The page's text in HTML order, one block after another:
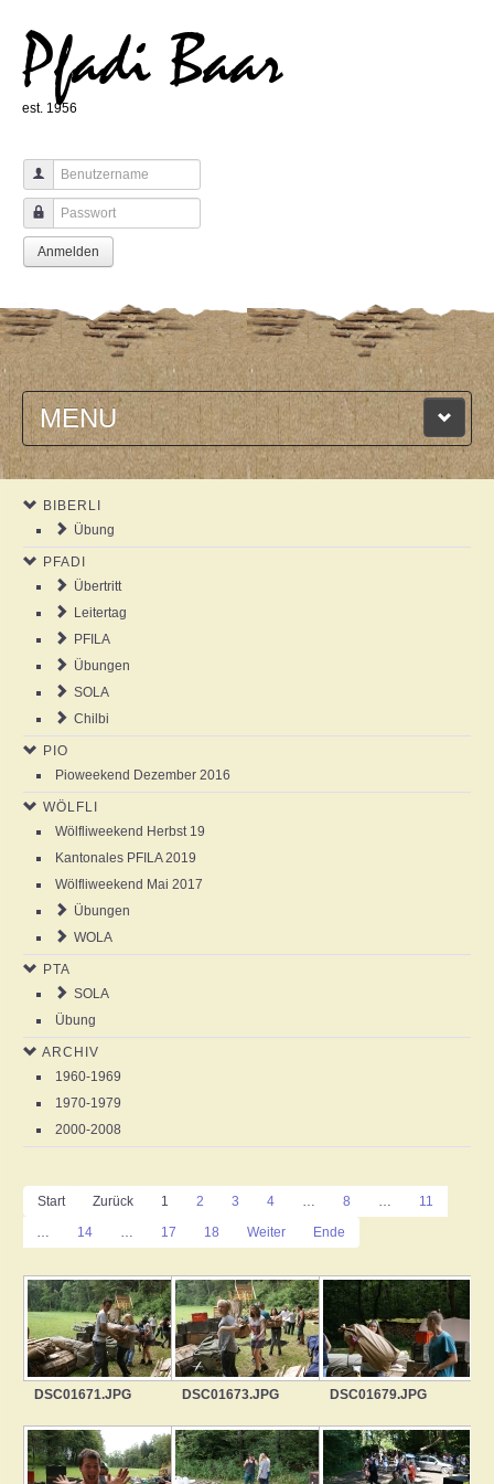
Pfadi Baar
est. 1956
Benutzername
Passwort
Anmelden
MENU
HOME
NEWS
AGENDA
ABOUT US
ANSCHLAG
GALLERY
BIBERLI
Übung
PFADI
Übertritt
Leitertag
PFILA
Übungen
SOLA
Chilbi
PIO
Pioweekend Dezember 2016
WÖLFLI
Wölfliweekend Herbst 19
Kantonales PFILA 2019
Wölfliweekend Mai 2017
Übungen
WOLA
PTA
SOLA
Übung
ARCHIV
1960-1969
1970-1979
2000-2008
Start Zurück 1 2 3 4 … 8 …
11
…
14 … 17 18 Weiter Ende
DSC01671.JPG DSC01673.JPG DSC01679.JPG